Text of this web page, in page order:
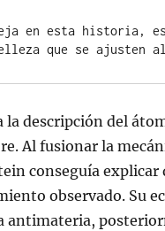
en esta historia,
que se ajusten
descripción del
Al fusionar la
conseguía explicar
observado. Su
antimateria,